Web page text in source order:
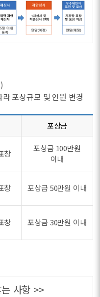
포상규모 및 인원 변경
포상금
창
포상금 100만원
이내
창 포상금 50만원 이내
창 포상금 30만원 이내
사항 >>